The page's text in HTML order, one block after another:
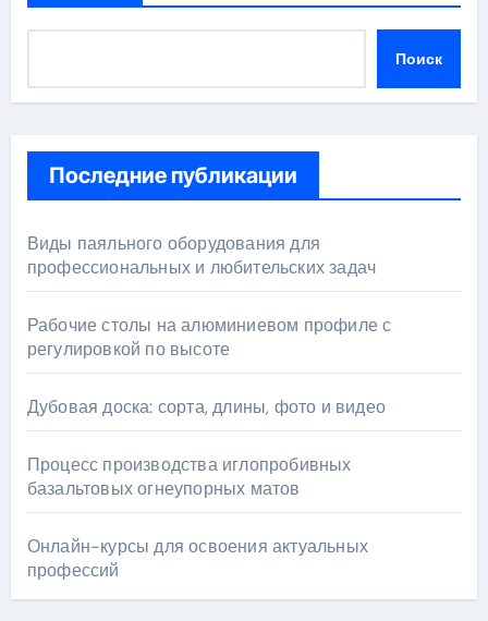
Поиск
Последние публикации
Виды паяльного оборудования для
профессиональных и любительских задач
Рабочие столы на алюминиевом профиле с
регулировкой по высоте
Дубовая доска: сорта, длины, фото и видео
Процесс производства иглопробивных
базальтовых огнеупорных матов
Онлайн-курсы для освоения актуальных
профессий